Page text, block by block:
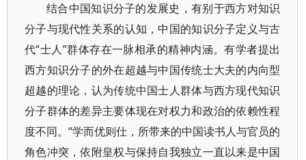
结合中国知识分子的发展史，有别于西方对知识
分子与现代性关系的认知，中国的知识分子定义与古
代“士人”群体存在一脉相承的精神内涵。有学者提出
西方知识分子的外在超越与中国传统士大夫的内向型
超越的理论，认为传统中国士人群体与西方现代知识
分子群体的差异主要体现在对权力和政治的依赖性程
度不同。“学而优则仕，所带来的中国读书人与官员的
角色冲突，依附皇权与保持自我独立一直以来是中国